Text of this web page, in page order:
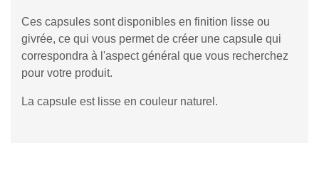
Ces capsules sont disponibles en finition lisse ou
givrée, ce qui vous permet de créer une capsule qui
correspondra à l'aspect général que vous recherchez
pour votre produit.
La capsule est lisse en couleur naturel.